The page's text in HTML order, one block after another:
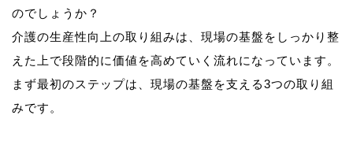
のでしょうか？
介護の生産性向上の取り組みは、現場の基盤をしっかり整
えた上で段階的に価値を高めていく流れになっています。
まず最初のステップは、現場の基盤を支える3つの取り組